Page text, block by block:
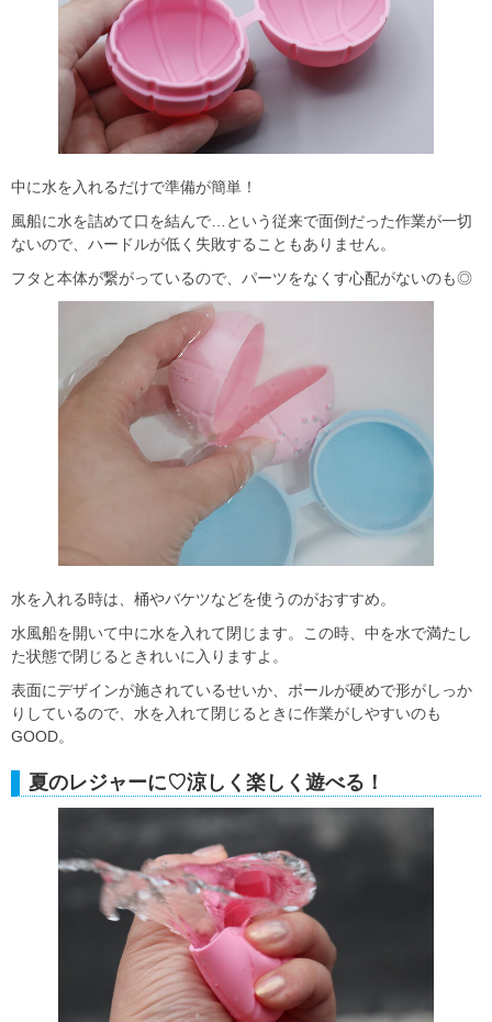
中に水を入れるだけで準備が簡単！
風船に水を詰めて口を結んで…という従来で面倒だった作業が一切
ないので、ハードルが低く失敗することもありません。
フタと本体が繋がっているので、パーツをなくす心配がないのも◎
水を入れる時は、桶やバケツなどを使うのがおすすめ。
水風船を開いて中に水を入れて閉じます。この時、中を水で満たし
た状態で閉じるときれいに入りますよ。
表面にデザインが施されているせいか、ボールが硬めで形がしっか
りしているので、水を入れて閉じるときに作業がしやすいのも
GOOD。
夏のレジャーに♡涼しく楽しく遊べる！